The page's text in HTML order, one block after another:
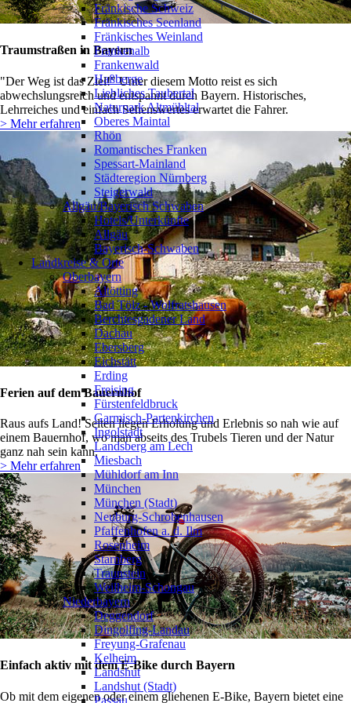
Traumstraßen in Bayern
"Der Weg ist das Ziel!" Unter diesem Motto reist es sich
abwechslungsreich und entspannt durch Bayern. Historisches,
Lehrreiches und einfach Sehenswertes erwartet die Fahrer.
> Mehr erfahren
Ferien auf dem Bauernhof
Raus aufs Land! Selten liegen Erholung und Erlebnis so nah wie auf
einem Bauernhof, wo man abseits des Trubels Tieren und der Natur
ganz nah sein kann.
> Mehr erfahren
Einfach aktiv mit dem E-Bike durch Bayern
Ob mit dem eigenen oder einem gliehenen E-Bike, Bayern bietet eine
Fränkische Schweiz
Fränkisches Seenland
Fränkisches Weinland
Frankenalb
Frankenwald
Haßberge
Liebliches Taubertal
Naturpark Altmühltal
Oberes Maintal
Rhön
Romantisches Franken
Spessart-Mainland
Städteregion Nürnberg
Steigerwald
Allgäu/Bayerisch Schwaben
❯
Hotels/Unterkünfte
Allgäu
Bayerisch-Schwaben
Landkreise & Orte
Oberbayern
❯
Altötting
Bad Tölz - Wolfratshausen
Berchtesgadener Land
Dachau
Ebersberg
Eichstätt
Erding
Freising
Fürstenfeldbruck
Garmisch-Partenkirchen
Ingolstadt
Landsberg am Lech
Miesbach
Mühldorf am Inn
München
München (Stadt)
Neuburg-Schrobenhausen
Pfaffenhofen a. d. Ilm
Rosenheim
Starnberg
Traunstein
Weilheim-Schongau
Niederbayern
❯
Deggendorf
Dingolfing-Landau
Freyung-Grafenau
Kelheim
Landshut
Landshut (Stadt)
Passau